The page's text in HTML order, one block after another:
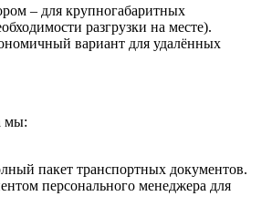
– для крупногабаритных
разгрузки на месте).
вариант для удалённых
мы:
пакет транспортных документов.
персонального менеджера для